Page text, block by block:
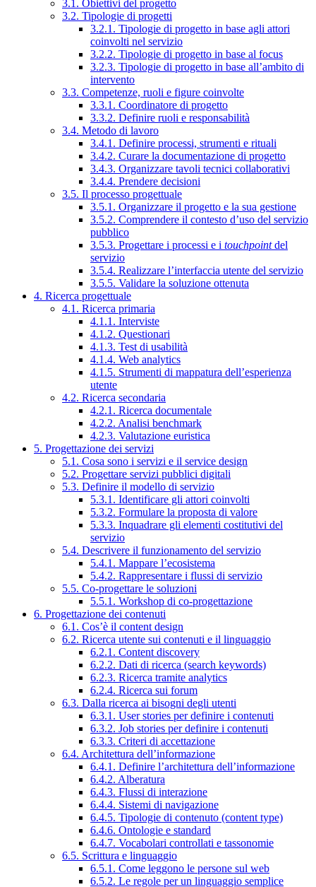
3.1. Obiettivi del progetto
3.2. Tipologie di progetti
3.2.1. Tipologie di progetto in base agli attori
coinvolti nel servizio
3.2.2. Tipologie di progetto in base al focus
3.2.3. Tipologie di progetto in base all’ambito di
intervento
3.3. Competenze, ruoli e figure coinvolte
3.3.1. Coordinatore di progetto
3.3.2. Definire ruoli e responsabilità
3.4. Metodo di lavoro
3.4.1. Definire processi, strumenti e rituali
3.4.2. Curare la documentazione di progetto
3.4.3. Organizzare tavoli tecnici collaborativi
3.4.4. Prendere decisioni
3.5. Il processo progettuale
3.5.1. Organizzare il progetto e la sua gestione
3.5.2. Comprendere il contesto d’uso del servizio
pubblico
3.5.3. Progettare i processi e i touchpointdel
servizio
3.5.4. Realizzare l’interfaccia utente del servizio
3.5.5. Validare la soluzione ottenuta
4. Ricerca progettuale
4.1. Ricerca primaria
4.1.1. Interviste
4.1.2. Questionari
4.1.3. Test di usabilità
4.1.4. Web analytics
4.1.5. Strumenti di mappatura dell’esperienza
utente
4.2. Ricerca secondaria
4.2.1. Ricerca documentale
4.2.2. Analisi benchmark
4.2.3. Valutazione euristica
5. Progettazione dei servizi
5.1. Cosa sono i servizi e il service design
5.2. Progettare servizi pubblici digitali
5.3. Definire il modello di servizio
5.3.1. Identificare gli attori coinvolti
5.3.2. Formulare la proposta di valore
5.3.3. Inquadrare gli elementi costitutivi del
servizio
5.4. Descrivere il funzionamento del servizio
5.4.1. Mappare l’ecosistema
5.4.2. Rappresentare i flussi di servizio
5.5. Co-progettare le soluzioni
5.5.1. Workshop di co-progettazione
6. Progettazione dei contenuti
6.1. Cos’è il content design
6.2. Ricerca utente sui contenuti e il linguaggio
6.2.1. Content discovery
6.2.2. Dati di ricerca (search keywords)
6.2.3. Ricerca tramite analytics
6.2.4. Ricerca sui forum
6.3. Dalla ricerca ai bisogni degli utenti
6.3.1. User stories per definire i contenuti
6.3.2. Job stories per definire i contenuti
6.3.3. Criteri di accettazione
6.4. Architettura dell’informazione
6.4.1. Definire l’architettura dell’informazione
6.4.2. Alberatura
6.4.3. Flussi di interazione
6.4.4. Sistemi di navigazione
6.4.5. Tipologie di contenuto (content type)
6.4.6. Ontologie e standard
6.4.7. Vocabolari controllati e tassonomie
6.5. Scrittura e linguaggio
6.5.1. Come leggono le persone sul web
6.5.2. Le regole per un linguaggio semplice